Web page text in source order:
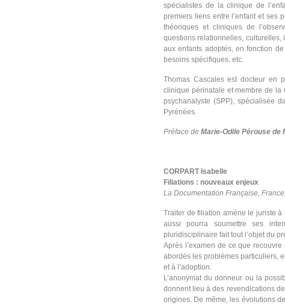
spécialistes de la clinique de
premiers liens entre l’enfant et ses
théoriques et cliniques de
questions relationnelles, culturelles,
aux enfants adoptés, en fonction
besoins spécifiques, etc.
Thomas Cascales est docteur en
clinique périnatale et membre de la
psychanalyste (SPP), spécialisée
Pyrénées.
Préface de Marie-Odile Pérouse de
CORPART Isabelle
Filiations : nouveaux enjeux
La Documentation Française,
Traiter de filiation amène le juriste
aussi pourra soumettre ses
pluridisciplinaire fait tout l’objet du
Après l’examen de ce que
abordés les problèmes particuliers,
et à l’adoption.
L’anonymat du donneur ou la
donnent lieu à des revendications
origines. De même, les évolutions